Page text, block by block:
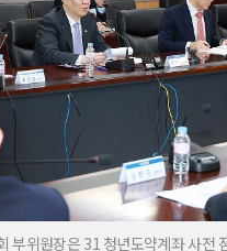
부위원장은 31 청년도약계좌 사전